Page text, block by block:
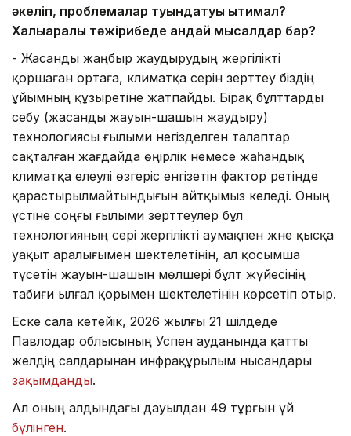
әкеліп, проблемалар туындатуы ықтимал?
Халықаралық тәжірибеде қандай мысалдар бар?
- Жасанды жаңбыр жаудырудың жергілікті
қоршаған ортаға, климатқа әсерін зерттеу біздің
ұйымның құзыретіне жатпайды. Бірақ бұлттарды
себу (жасанды жауын-шашын жаудыру)
технологиясы ғылыми негізделген талаптар
сақталған жағдайда өңірлік немесе жаһандық
климатқа елеулі өзгеріс енгізетін фактор ретінде
қарастырылмайтындығын айтқымыз келеді. Оның
үстіне соңғы ғылыми зерттеулер бұл
технологияның әсері жергілікті аумақпен және қысқа
уақыт аралығымен шектелетінін, ал қосымша
түсетін жауын-шашын мөлшері бұлт жүйесінің
табиғи ылғал қорымен шектелетінін көрсетіп отыр.
Еске сала кетейік, 2026 жылғы 21 шілдеде
Павлодар облысының Успен ауданында қатты
желдің салдарынан инфрақұрылым нысандары
зақымданды.
Ал оның алдындағы дауылдан 49 тұрғын үй
бүлінген.